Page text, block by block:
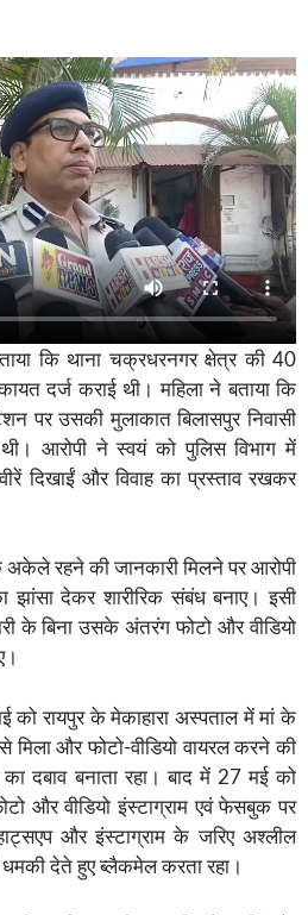
कि थाना चक्रधरनगर क्षेत्र की 40
दर्ज कराई थी। महिला ने बताया कि
पर उसकी मुलाकात बिलासपुर निवासी
आरोपी ने स्वयं को पुलिस विभाग में
दिखाईं और विवाह का प्रस्ताव रखकर
रहने की जानकारी मिलने पर आरोपी
देकर शारीरिक संबंध बनाए। इसी
के बिना उसके अंतरंग फोटो और वीडियो
को रायपुर के मेकाहारा अस्पताल में मां के
मिला और फोटो-वीडियो वायरल करने की
दबाव बनाता रहा। बाद में 27 मई को
और वीडियो इंस्टाग्राम एवं फेसबुक पर
और इंस्टाग्राम के जरिए अश्लील
देते हुए ब्लैकमेल करता रहा।